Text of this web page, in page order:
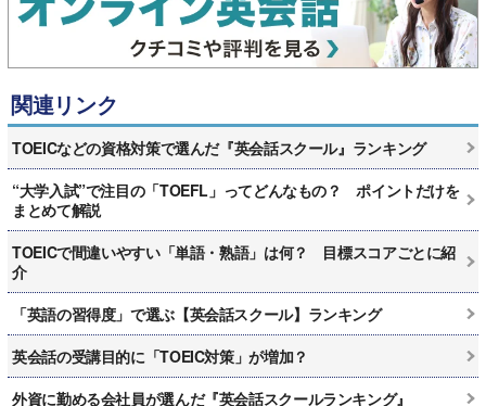
関連リンク
TOEICなどの資格対策で選んだ『英会話スクール』ランキング
“大学入試”で注目の「TOEFL」ってどんなもの？ ポイントだけを
まとめて解説
TOEICで間違いやすい「単語・熟語」は何？ 目標スコアごとに紹
介
「英語の習得度」で選ぶ【英会話スクール】ランキング
英会話の受講目的に「TOEIC対策」が増加？
外資に勤める会社員が選んだ『英会話スクールランキング』